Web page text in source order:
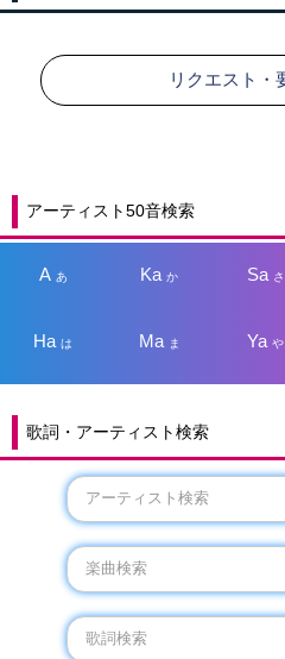
リクエスト・
アーティスト50音検索
A あ Kaか Sa さ
Haは Ma ま Yaや
歌詞・アーティスト検索